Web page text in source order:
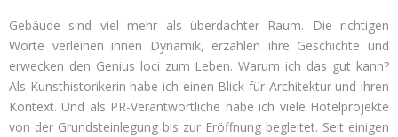
Gebäude sind viel mehr als über­dach­ter Raum. Die rich­ti­gen
Worte ver­lei­hen ihnen Dyna­mik, erzäh­len ihre Geschichte und
erwe­cken den Genius loci zum Leben. Warum ich das gut kann?
Als Kunst­his­to­ri­ke­rin habe ich einen Blick für Archi­tek­tur und ihren
Kon­text. Und als PR-Ver­ant­wort­li­che habe ich viele Hotel­pro­jekte
von der Grund­stein­le­gung bis zur Eröff­nung beglei­tet. Seit eini­gen